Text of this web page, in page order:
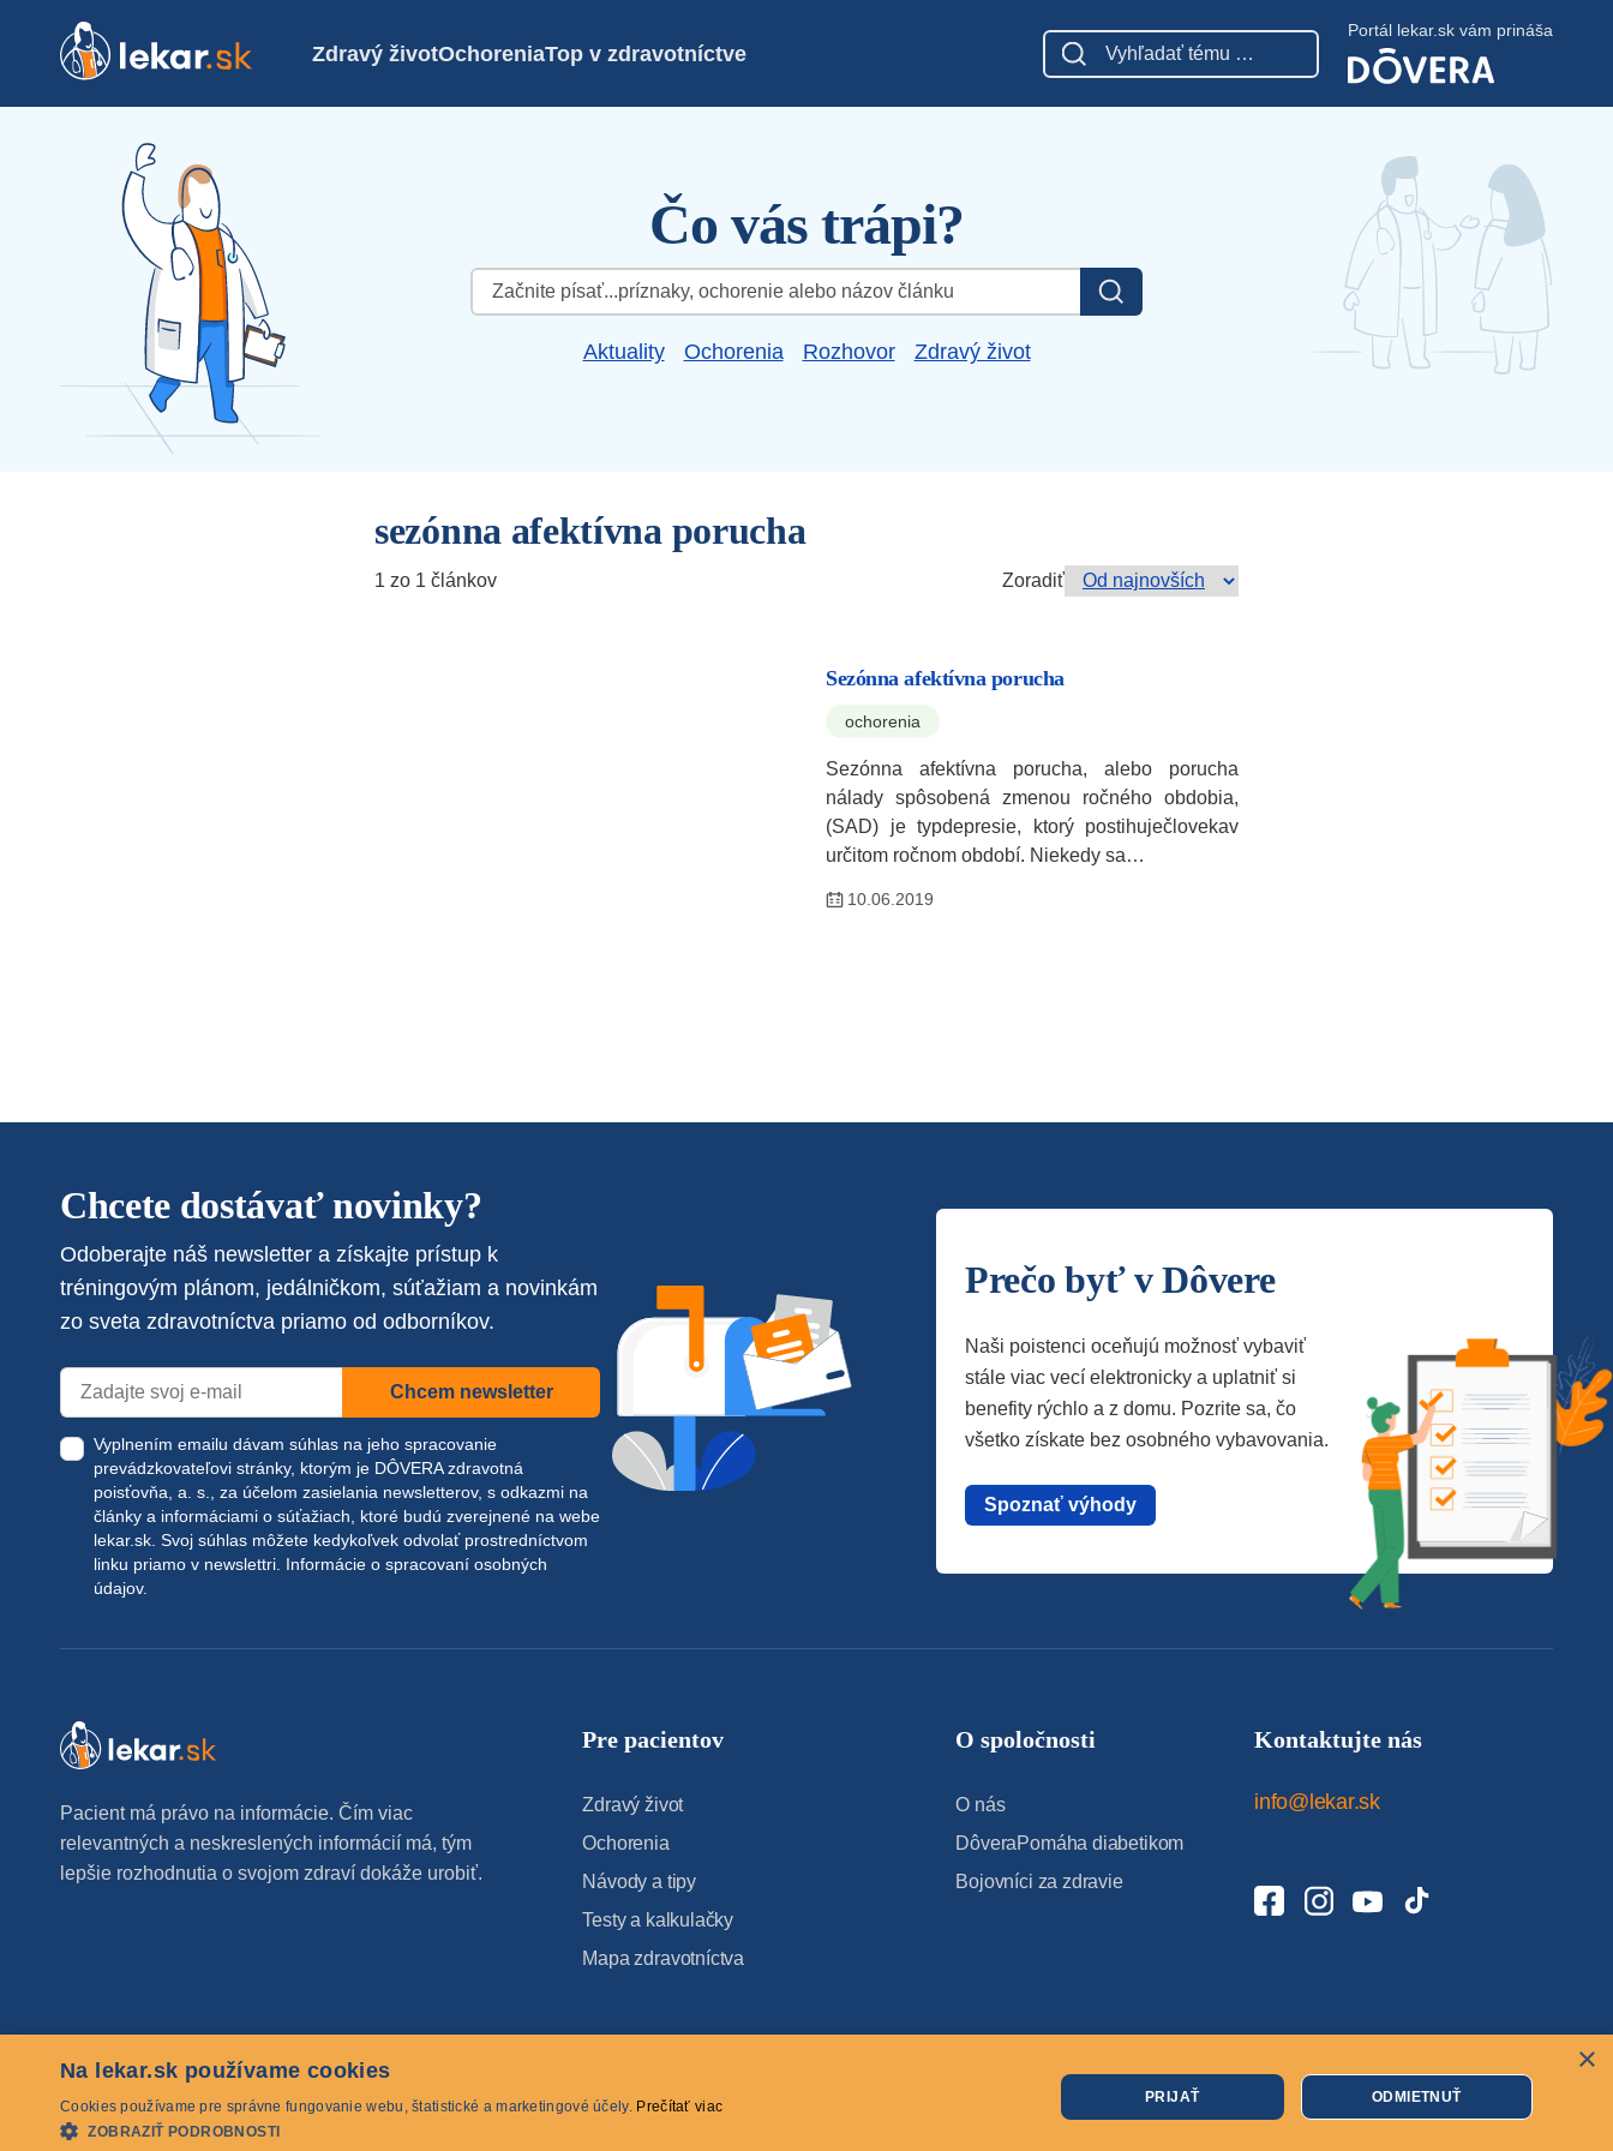
Zdravý životOchoreniaTop v zdravotníctve
Portál lekar.sk vám prináša
Čo vás trápi?
Hľadať:
Aktuality Ochorenia Rozhovor Zdravý život
sezónna afektívna porucha
1 zo 1 článkov Zoradiť
Sezónna afektívna porucha
ochorenia
Sezónna afektívna porucha, alebo porucha
nálady spôsobená zmenou ročného obdobia,
(SAD) je typdepresie, ktorý postihuječlovekav
určitom ročnom období. Niekedy sa…
10.06.2019
Chcete dostávať novinky?
Odoberajte náš newsletter a získajte prístup k
tréningovým plánom, jedálničkom, súťažiam a novinkám
zo sveta zdravotníctva priamo od odborníkov.
Chcem newsletter
Vyplnením emailu dávam súhlas na jeho spracovanie
prevádzkovateľovi stránky, ktorým je DÔVERA zdravotná
poisťovňa, a. s., za účelom zasielania newsletterov, s odkazmi na
články a informáciami o súťažiach, ktoré budú zverejnené na webe
lekar.sk . Svoj súhlas môžete kedykoľvek odvolať prostredníctvom
linku priamo v newslettri. Informácie o spracovaní osobných
údajov.
Prečo byť v Dôvere
Naši poistenci oceňujú možnosť vybaviť
stále viac vecí elektronicky a uplatniť si
benefity rýchlo a z domu. Pozrite sa, čo
všetko získate bez osobného vybavovania.
Spoznať výhody
Pacient má právo na informácie. Čím viac
relevantných a neskreslených informácií má, tým
lepšie rozhodnutia o svojom zdraví dokáže urobiť.
Pre pacientov
Zdravý život
Ochorenia
Návody a tipy
Testy a kalkulačky
Mapa zdravotníctva
O spoločnosti
O nás
DôveraPomáha diabetikom
Bojovníci za zdravie
Kontaktujte nás
info@lekar.sk
© 2026 lekar.sk Všetky práva vyhradené Cookies
×
Na lekar.sk používame cookies
Cookies používame pre správne fungovanie webu, štatistické a marketingové účely. Prečítať viac
ZOBRAZIŤ PODROBNOSTI
PRIJAŤ ODMIETNUŤ